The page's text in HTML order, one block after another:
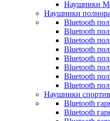
Наушники
Наушники
Bluetooth
Bluetooth
Bluetooth
Bluetooth
Bluetooth
Bluetooth
Bluetooth
Bluetooth
Наушники
Bluetooth
Bluetooth